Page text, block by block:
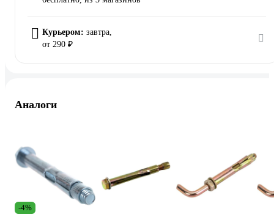
Курьером: завтра,
от 290 ₽
Аналоги
-4%